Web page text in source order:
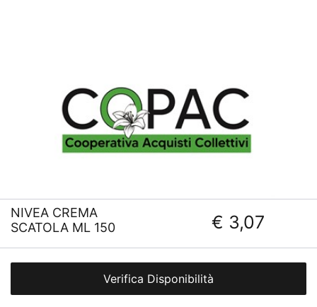
NIVEA CREMA
SCATOLA ML 150
€ 3,07
Verifica Disponibilità